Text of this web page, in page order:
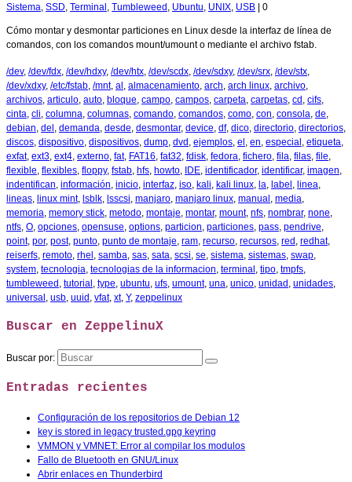
Sistema, SSD, Terminal , Tumbleweed , Ubuntu, UNIX, USB 0
Cómo montar y desmontar particiones en Linux desde la interfaz de línea de
comandos, con los comandos mount/umount o mediante el archivo fstab.
/dev, /dev/fdx, /dev/hdxy, /dev/htx, /dev/scdx, /dev/sdxy, /dev/srx, /dev/stx,
/dev/xdxy, /etc/fstab, /mnt, al , almacenamiento, arch, arch linux, archivo,
archivos, articulo, auto, bloque, campo, campos, carpeta, carpetas, cd , cifs,
cinta, cli, columna, columnas, comando, comandos, como, con, consola, de,
debian, del , demanda, desde, desmontar, device, df, dico, directorio, directorios,
discos, dispositivo, dispositivos, dump, dvd , ejemplos, el , en, especial , etiqueta,
exfat, ext3, ext4, externo, fat, FAT16, fat32, fdisk, fedora, fichero, fila, filas, file,
flexible, flexibles, floppy, fstab, hfs, howto, IDE, identificador, identificar, imagen,
indentifican, información, inicio, interfaz, iso, kali, kali linux, la, label , linea,
lineas, linux mint, lsblk, lsscsi, manjaro, manjaro linux, manual , media,
memoria, memory stick, metodo, montaje, montar, mount, nfs, nombrar, none,
ntfs, O, opciones, opensuse, options, particion, particiones, pass, pendrive,
point, por, post, punto, punto de montaje, ram, recurso, recursos, red , redhat,
reiserfs, remoto, rhel , samba, sas, sata, scsi, se, sistema, sistemas, swap,
system, tecnologia, tecnologias de la informacion, terminal , tipo, tmpfs,
tumbleweed , tutorial , type, ubuntu, ufs, umount, una, unico, unidad , unidades,
universal , usb, uuid , vfat, xt, Y, zeppelinux
Buscar en ZeppelinuX
Buscar por:
Entradas recientes
Configuración de los repositorios de Debian 12
key is stored in legacy trusted.gpg keyring
VMMON y VMNET: Error al compilar los modulos
Fallo de Bluetooth en GNU/Linux
Abrir enlaces en Thunderbird